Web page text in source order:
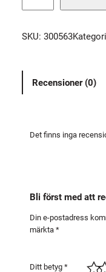
s
e
f
SKU: 300563
Recensioner (0)
Det finns inga
Bli först med att
Din e-postadress
märkta *
Ditt betyg *